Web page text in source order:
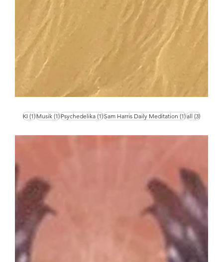
KI (1)1 Beitrag
Musik (1)1 Beitrag
Psychedelika (1)1 Beitrag
Sam Harris Daily Meditation (1)1 Beitrag
all (3)3